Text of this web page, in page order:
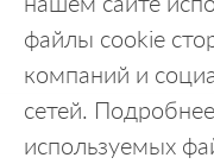
файлы cookie
компаний и
сетей.
используемых